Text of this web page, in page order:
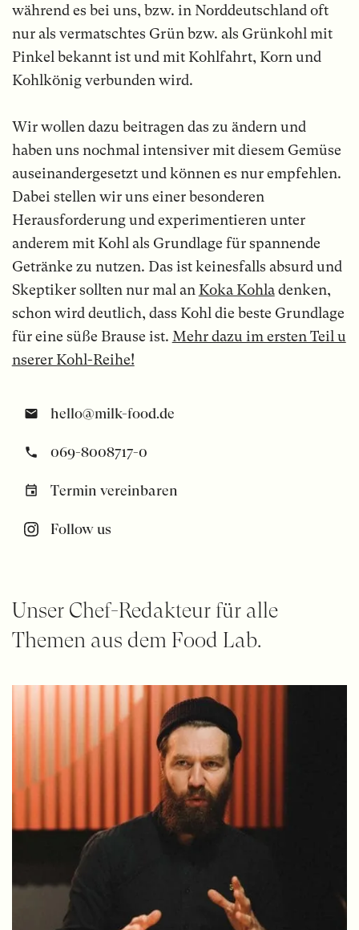
während es bei uns, bzw. in Norddeutschland oft
nur als vermatschtes Grün bzw. als Grünkohl mit
Pinkel bekannt ist und mit Kohlfahrt, Korn und
Kohlkönig verbunden wird.
Wir wollen dazu beitragen das zu ändern und
haben uns nochmal intensiver mit diesem Gemüse
auseinandergesetzt und können es nur empfehlen.
Dabei stellen wir uns einer besonderen
Herausforderung und experimentieren unter
anderem mit Kohl als Grundlage für spannende
Getränke zu nutzen. Das ist keinesfalls absurd und
Skeptiker sollten nur mal an Koka Kohladenken,
schon wird deutlich, dass Kohl die beste Grundlage
für eine süße Brause ist. Mehr dazu im ersten Teil u
nserer Kohl-Reihe!
hello@milk-food.de
069-8008717-0
Termin vereinbaren
Follow us
Unser Chef-Redakteur für alle
Themen aus dem Food Lab.